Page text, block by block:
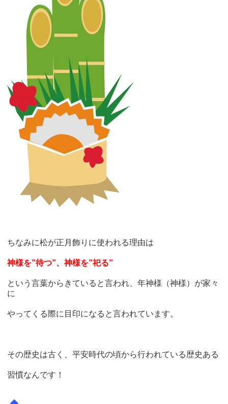
ちなみに松が正月飾りに使われる理由は
神様を”待つ”、神様を”祀る”
という言葉からきていると言われ、年神様（神様）が家々
に
やってくる際に目印になると言われています。
その歴史は古く、平安時代の頃から行われている歴史ある
習慣なんです！